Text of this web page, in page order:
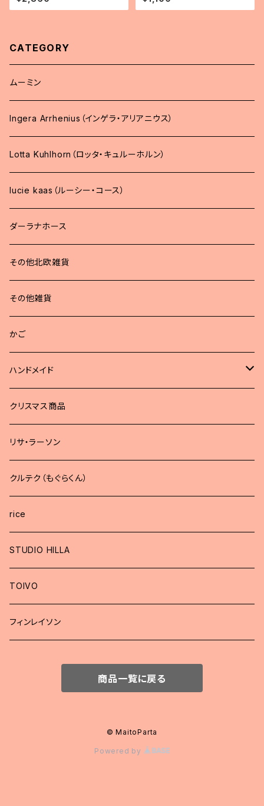
CATEGORY
ムーミン
Ingera Arrhenius（インゲラ・アリアニウス）
Lotta Kuhlhorn（ロッタ・キュルーホルン）
lucie kaas（ルーシー・コース）
ダーラナホース
その他北欧雑貨
その他雑貨
かご
ハンドメイド
どうぶつブローチ
クリスマス商品
リサ・ラーソン
クルテク（もぐらくん）
rice
STUDIO HILLA
TOIVO
フィンレイソン
商品一覧に戻る
© MaitoParta
Powered by